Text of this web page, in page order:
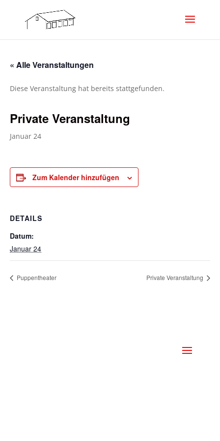
« Alle Veranstaltungen
Diese Veranstaltung hat bereits stattgefunden.
Private Veranstaltung
Januar 24
Zum Kalender hinzufügen
DETAILS
Datum:
Januar 24
Puppentheater Private Veranstaltung